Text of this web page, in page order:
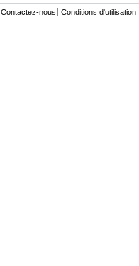
Contactez-nous Conditions d'utilisation